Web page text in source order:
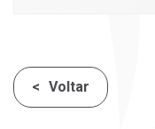
Voltar